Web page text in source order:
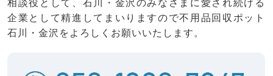
相談役として、石川・金沢のみなさまに愛され続ける
企業として精進してまいりますので不用品回収ポット
石川・金沢をよろしくお願いいたします。